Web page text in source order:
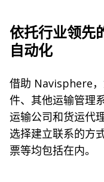
依托行业领先
自动化
借助 Navisphere，
件、其他运输管理
运输公司和货运代
选择建立联系的方
票等均包括在内。